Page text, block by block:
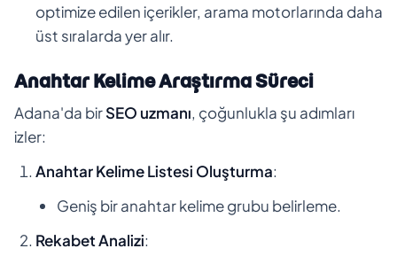
optimize edilen içerikler, arama motorlarında daha
üst sıralarda yer alır.
Anahtar Kelime Araştırma Süreci
Adana'da birSEO uzmanı, çoğunlukla şu adımları
izler:
Anahtar Kelime Listesi Oluşturma:
Geniş bir anahtar kelime grubu belirleme.
Rekabet Analizi: